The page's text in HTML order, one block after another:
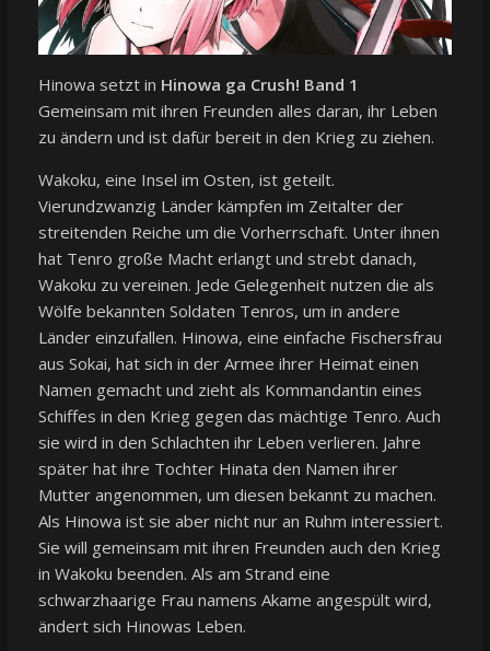
Hinowa setzt in Hinowa ga Crush! Band 1
Gemeinsam mit ihren Freunden alles daran, ihr Leben
zu ändern und ist dafür bereit in den Krieg zu ziehen.
Wakoku, eine Insel im Osten, ist geteilt.
Vierundzwanzig Länder kämpfen im Zeitalter der
streitenden Reiche um die Vorherrschaft. Unter ihnen
hat Tenro große Macht erlangt und strebt danach,
Wakoku zu vereinen. Jede Gelegenheit nutzen die als
Wölfe bekannten Soldaten Tenros, um in andere
Länder einzufallen. Hinowa, eine einfache Fischersfrau
aus Sokai, hat sich in der Armee ihrer Heimat einen
Namen gemacht und zieht als Kommandantin eines
Schiffes in den Krieg gegen das mächtige Tenro. Auch
sie wird in den Schlachten ihr Leben verlieren. Jahre
später hat ihre Tochter Hinata den Namen ihrer
Mutter angenommen, um diesen bekannt zu machen.
Als Hinowa ist sie aber nicht nur an Ruhm interessiert.
Sie will gemeinsam mit ihren Freunden auch den Krieg
in Wakoku beenden. Als am Strand eine
schwarzhaarige Frau namens Akame angespült wird,
ändert sich Hinowas Leben.